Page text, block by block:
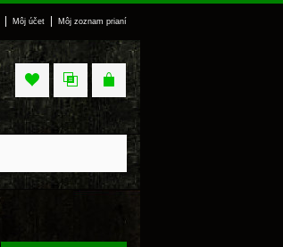
Môj účet Môj zoznam prianí